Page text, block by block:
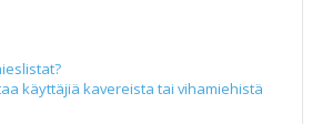
käyttäjiä kavereista tai vihamiehistä